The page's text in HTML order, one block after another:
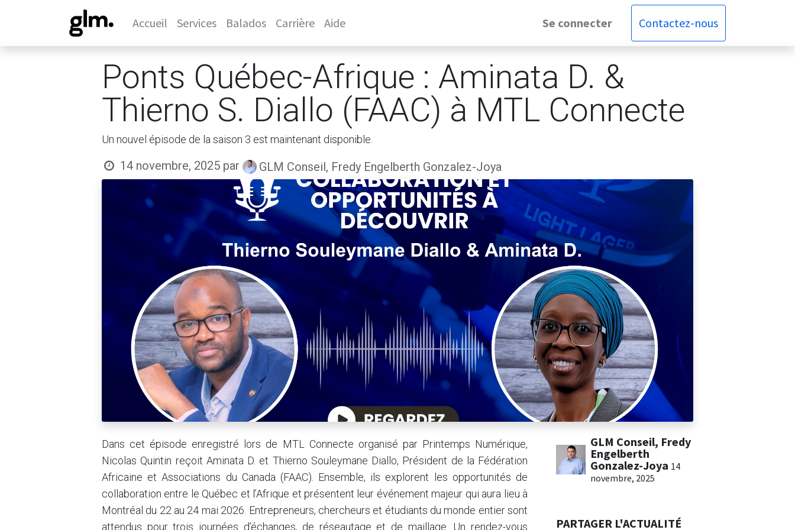
Accueil Services Balados Carrière Aide Se connecter Contactez-nous
Ponts Québec-Afrique : Aminata D. &
Thierno S. Diallo (FAAC) à MTL Connecte
Un nouvel épisode de la saison 3 est maintenant disponible.
14 novembre, 2025 par GLM Conseil, Fredy Engelberth Gonzalez-Joya
Dans cet épisode enregistré lors de MTL Connecte organisé par Printemps Numérique,
Nicolas Quintin reçoit Aminata D. et Thierno Souleymane Diallo, Président de la Fédération
Africaine et Associations du Canada (FAAC). Ensemble, ils explorent les opportunités de
collaboration entre le Québec et l’Afrique et présentent leur événement majeur qui aura lieu à
Montréal du 22 au 24 mai 2026. Entrepreneurs, chercheurs et étudiants du monde entier sont
attendus pour trois journées d’échanges, de réseautage et de maillage. Un rendez-vous
GLM Conseil, Fredy
Engelberth
Gonzalez-Joya 14
novembre, 2025
PARTAGER L'ACTUALITÉ